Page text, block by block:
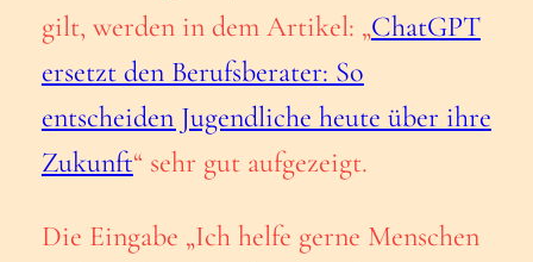
gilt, werden in dem Artikel: „ChatGPT
ersetzt den Berufsberater: So
entscheiden Jugendliche heute über ihre
Zukunft“ sehr gut aufgezeigt.
Die Eingabe „Ich helfe gerne Menschen